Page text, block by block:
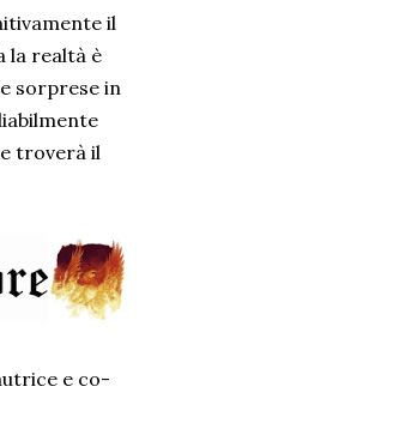
il
la realtà è
sorprese in
troverà il
e co-